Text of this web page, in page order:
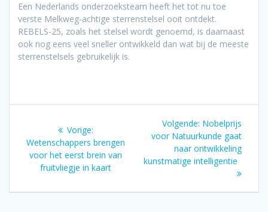
Een Nederlands onderzoeksteam heeft het tot nu toe
verste Melkweg-achtige sterrenstelsel ooit ontdekt.
REBELS-25, zoals het stelsel wordt genoemd, is daarnaast
ook nog eens veel sneller ontwikkeld dan wat bij de meeste
sterrenstelsels gebruikelijk is.
navigatie
Vorige:
bericht:
Wetenschappers brengen
voor het eerst brein van
fruitvliegje in kaart
Volgende: Volgend
bericht:
Nobelprijs
voor Natuurkunde gaat
naar ontwikkeling
kunstmatige intelligentie